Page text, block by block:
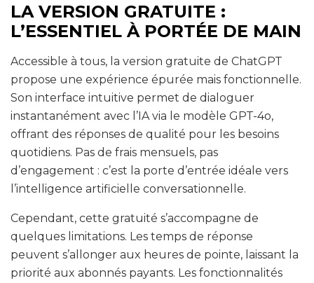
LA VERSION GRATUITE :
L’ESSENTIEL À PORTÉE DE MAIN
Accessible à tous, la version gratuite de ChatGPT
propose une expérience épurée mais fonctionnelle.
Son interface intuitive permet de dialoguer
instantanément avec l’IA via le modèle GPT-4o,
offrant des réponses de qualité pour les besoins
quotidiens. Pas de frais mensuels, pas
d’engagement : c’est la porte d’entrée idéale vers
l’intelligence artificielle conversationnelle.
Cependant, cette gratuité s’accompagne de
quelques limitations. Les temps de réponse
peuvent s’allonger aux heures de pointe, laissant la
priorité aux abonnés payants. Les fonctionnalités